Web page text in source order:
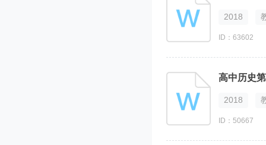
2018
ID：63602
高中历史
2018
ID：50667